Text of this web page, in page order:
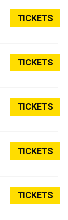
TICKETS
TICKETS
TICKETS
TICKETS
TICKETS